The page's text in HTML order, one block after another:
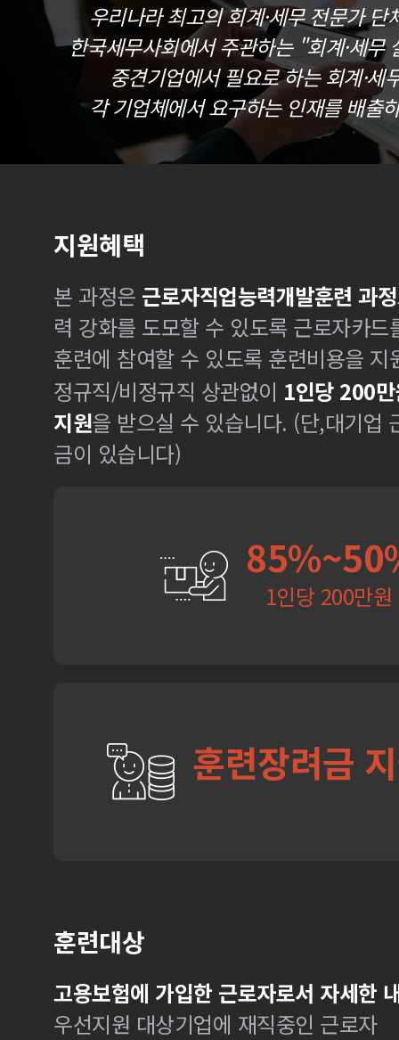
우리나라 최고의 회계·세무 전문가
한국세무사회에서 주관하는 "회계·세무
중견기업에서 필요로 하는 회계·세
각 기업체에서 요구하는 인재를 배출
지원혜택
본 과정은 근로자직업능력개발훈련 과정
력 강화를 도모할 수 있도록 근로자카
훈련에 참여할 수 있도록 훈련비용을 지
정규직/비정규직 상관없이 1인당 200
지원을 받으실 수 있습니다. (단,대기업
금이 있습니다)
1인당 200만원
훈련장려금
훈련대상
고용보험에 가입한 근로자로서 자세한
우선지원 대상기업에 재직중인 근로자